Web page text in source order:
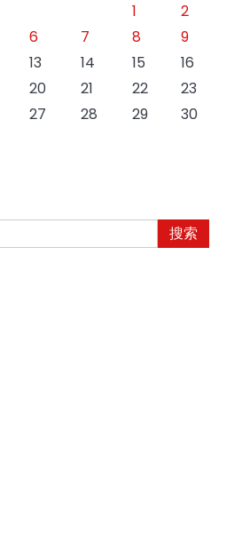
1
2
6 7 8
9
13 14 15
16
20 21 22
23
27 28 29
30